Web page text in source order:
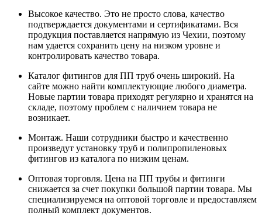
Высокое качество. Это не просто слова, качество
подтверждается документами и сертификатами. Вся
продукция поставляется напрямую из Чехии, поэтому
нам удается сохранить цену на низком уровне и
контролировать качество товара.
Каталог фитингов для ПП труб очень широкий. На
сайте можно найти комплектующие любого диаметра.
Новые партии товара приходят регулярно и хранятся на
складе, поэтому проблем с наличием товара не
возникает.
Монтаж. Наши сотрудники быстро и качественно
произведут установку труб и полипропиленовых
фитингов из каталога по низким ценам.
Оптовая торговля. Цена на ПП трубы и фитинги
снижается за счет покупки большой партии товара. Мы
специализируемся на оптовой торговле и предоставляем
полный комплект документов.